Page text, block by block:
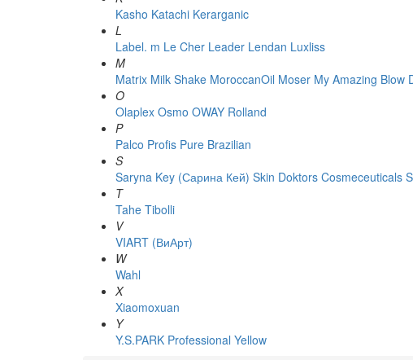
Kasho Katachi Kerarganic
L
Label. m Le Cher Leader Lendan Luxliss
M
Matrix Milk Shake MoroccanOil Moser My Amazing Blow
O
Olaplex Osmo OWAY Rolland
P
Palco Profis Pure Brazilian
S
Saryna Key (Сарина Кей) Skin Doktors Cosmeceuticals
T
Tahe Tibolli
V
VIART (ВиАрт)
W
Wahl
X
Xiaomoxuan
Y
Y.S.PARK Professional Yellow